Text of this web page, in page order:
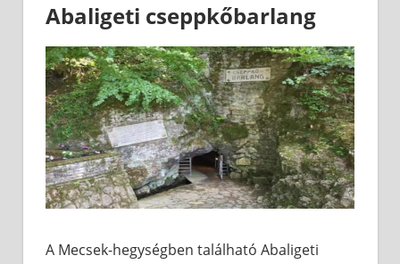
Abaligeti cseppkőbarlang
A Mecsek-hegységben található Abaligeti